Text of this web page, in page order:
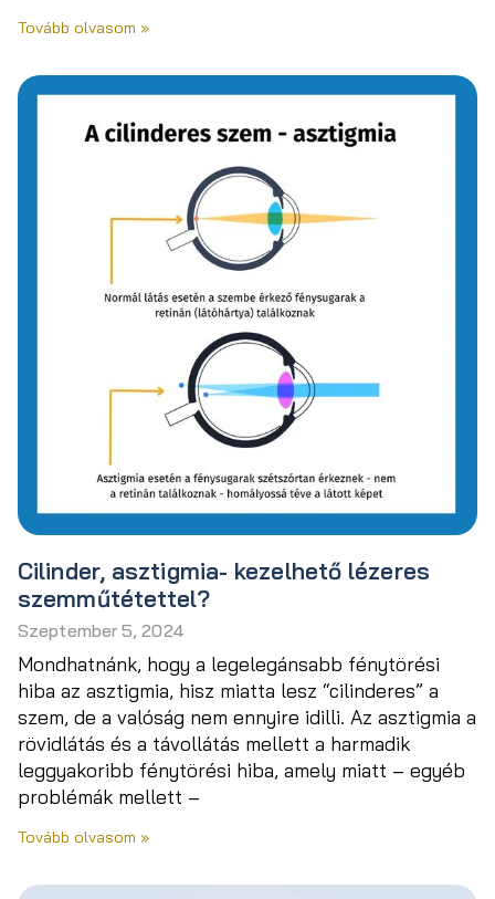
Tovább olvasom »
Cilinder, asztigmia- kezelhető lézeres
szemműtétettel?
Szeptember 5, 2024
Mondhatnánk, hogy a legelegánsabb fénytörési
hiba az asztigmia, hisz miatta lesz “cilinderes” a
szem, de a valóság nem ennyire idilli. Az asztigmia a
rövidlátás és a távollátás mellett a harmadik
leggyakoribb fénytörési hiba, amely miatt – egyéb
problémák mellett –
Tovább olvasom »